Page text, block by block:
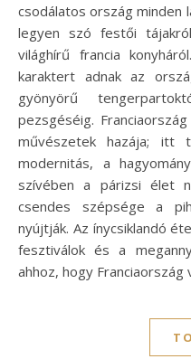
csodálatos ország minden
legyen szó festői
világhírű francia
karaktert adnak az
gyönyörű
pezsgéséig.
művészetek hazája; itt
modernitás, a
szívében a párizsi élet
csendes szépsége a
nyújtják. Az ínycsiklandó
fesztiválok és a
ahhoz, hogy